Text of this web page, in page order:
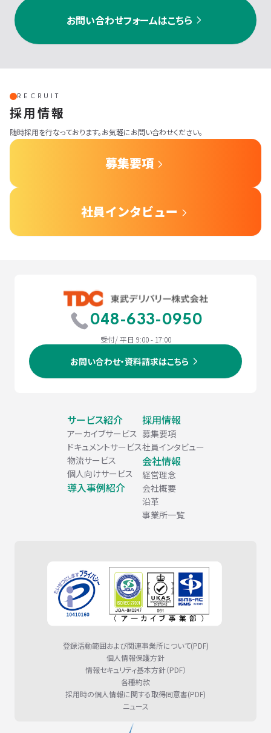
お問い合わせフォームはこちら
RECRUIT
採用情報
随時採用を行なっております。お気軽にお問い合わせください。
募集要項
社員インタビュー
048-633-0950
受付/ 平日 9:00 - 17:00
お問い合わせ・資料請求はこちら
サービス紹介
アーカイブサービス
ドキュメントサービス
物流サービス
個人向けサービス
導入事例紹介
採用情報
募集要項
社員インタビュー
会社情報
経営理念
会社概要
沿革
事業所一覧
登録活動範囲および関連事業所について(PDF)
個人情報保護方針
情報セキュリティ基本方針（PDF）
各種約款
採用時の個人情報に関する取得同意書(PDF)
ニュース